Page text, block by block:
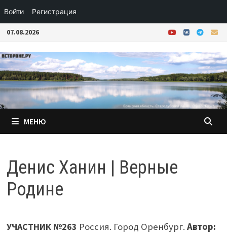
Войти Регистрация
Перейти
содержимому
07.08.2026
МЕНЮ
Денис Ханин | Верные
Родине
УЧАСТНИК №263 Россия. Город Оренбург. Автор: